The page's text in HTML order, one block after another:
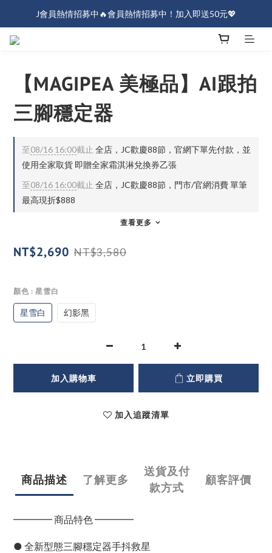
J會員熱情招募中🔥會員熱情招募中！加入即送50元💖
J會員熱情招募中🔥會員熱情招募中！加入即送50元💖
【MAGIPEA 美極品】AI跟拍
三腳穩定器
至08/16 16:00截止 全店，JC歡慶88節，官網下單先付款，並
使用全家取貨 即贈全家霜淇淋兌換券乙張
至08/16 16:00截止 全店，JC歡慶88節，門市/官網消費 單筆
最高現折$888
查看更多
NT$2,690 NT$3,580
顏色 : 星雪白
星雪白 幻影黑
加入購物車 立即購買
加入追蹤清單
商品描述 了解更多
送貨及付
款方式
顧客評價
━━━━ 商品特色 ━━━━
● 全新型態三腳穩定器手抖救星